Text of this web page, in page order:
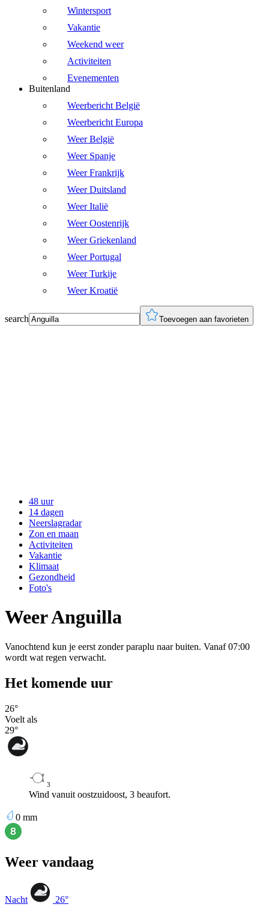
Wintersport
Vakantie
Weekend weer
Activiteiten
Evenementen
Buitenland
Weerbericht België
Weerbericht Europa
Weer België
Weer Spanje
Weer Frankrijk
Weer Duitsland
Weer Italië
Weer Oostenrijk
Weer Griekenland
Weer Portugal
Weer Turkije
Weer Kroatië
search Toevoegen aan favorieten
48 uur
14 dagen
Neerslagradar
Zon en maan
Activiteiten
Vakantie
Klimaat
Gezondheid
Foto's
Weer Anguilla
Vanochtend kun je eerst zonder paraplu naar buiten. Vanaf 07:00
wordt wat regen verwacht.
Het komende uur
26°
Voelt als
29°
3
Wind vanuit oostzuidoost, 3 beaufort.
0 mm
Weer vandaag
Nacht 26°